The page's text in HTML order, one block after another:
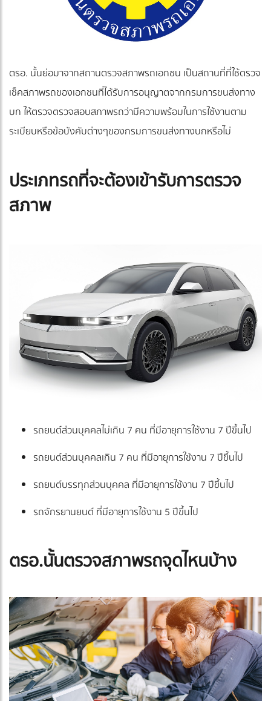
ตรอ. นั้นย่อมาจากสถานตรวจสภาพรถเอกชน เป็นสถานที่ที่ใช้ตรวจ
เช็คสภาพรถของเอกชนที่ได้รับการอนุญาตจากกรมการขนส่งทาง
บก ให้ตรวจตรวจสอบสภาพรถว่ามีความพร้อมในการใช้งานตาม
ระเบียบหรือข้อบังคับต่างๆของกรมการขนส่งทางบกหรือไม่
ประเภทรถที่จะต้องเข้ารับการตรวจ
สภาพ
รถยนต์ส่วนบุคคลไม่เกิน 7 คน ที่มีอายุการใช้งาน 7 ปีขึ้นไป
รถยนต์ส่วนบุคคลเกิน 7 คน ที่มีอายุการใช้งาน 7 ปีขึ้นไป
รถยนต์บรรทุกส่วนบุคคล ที่มีอายุการใช้งาน 7 ปีขึ้นไป
รถจักรยานยนต์ ที่มีอายุการใช้งาน 5 ปีขึ้นไป
ตรอ.นั้นตรวจสภาพรถจุดไหนบ้าง